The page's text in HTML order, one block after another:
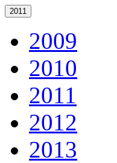
2011
2009
2010
2011
2012
2013